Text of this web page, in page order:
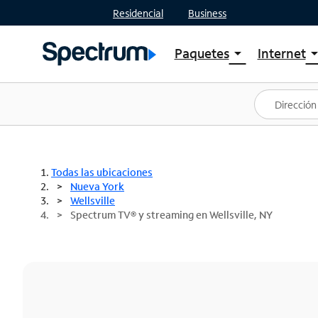
Residencial Business
Paquetesarrow_drop_down
Ver paquetes
Spectrum One
Mejores ofertas
Internetarrow_drop_down
Planes
Todas las ubicaciones
Nueva York
Wellsville
Spectrum TV® y streaming en Wellsville, NY